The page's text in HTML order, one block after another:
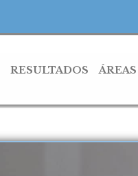
RESULTADOS